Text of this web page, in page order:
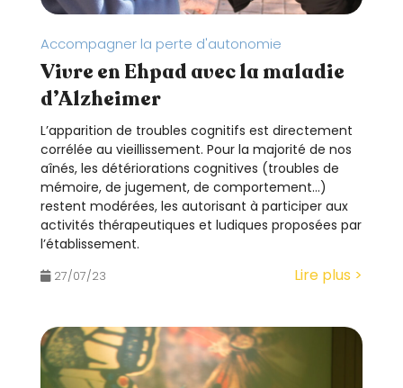
Accompagner la perte d'autonomie
Vivre en Ehpad avec la maladie
d’Alzheimer
L’apparition de troubles cognitifs est directement
corrélée au vieillissement. Pour la majorité de nos
aînés, les détériorations cognitives (troubles de
mémoire, de jugement, de comportement…)
restent modérées, les autorisant à participer aux
activités thérapeutiques et ludiques proposées par
l’établissement.
27/07/23 Lire plus >